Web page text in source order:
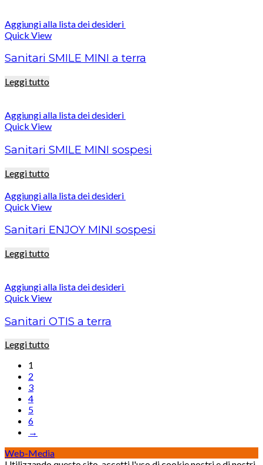
Aggiungi alla lista dei desideri
Quick View
Sanitari SMILE MINI a terra
Leggi tutto
Aggiungi alla lista dei desideri
Quick View
Sanitari SMILE MINI sospesi
Leggi tutto
Aggiungi alla lista dei desideri
Quick View
Sanitari ENJOY MINI sospesi
Leggi tutto
Aggiungi alla lista dei desideri
Quick View
Sanitari OTIS a terra
Leggi tutto
1
2
3
4
5
6
→
Web-Media